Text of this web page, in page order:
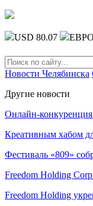
USD 80.07 ЕВРО
Новости Челябинска
Другие новости
Онлайн-конкуренция
Креативным хабом
Фестиваль «809»
Freedom Holding
Freedom Holding